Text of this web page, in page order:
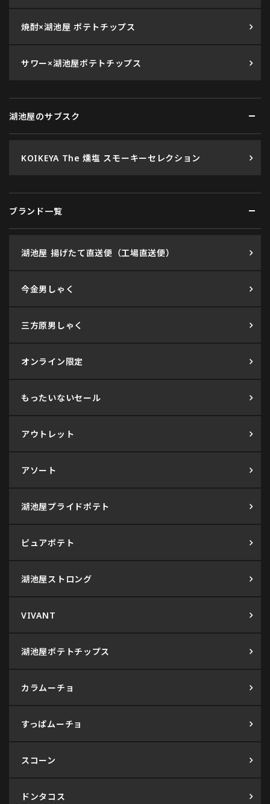
焼酎×湖池屋 ポテトチップス
サワー×湖池屋ポテトチップス
湖池屋のサブスク
KOIKEYA The 燻塩 スモーキーセレクション
ブランド一覧
湖池屋 揚げたて直送便（工場直送便）
今金男しゃく
三方原男しゃく
オンライン限定
もったいないセール
アウトレット
アソート
湖池屋プライドポテト
ピュアポテト
湖池屋ストロング
VIVANT
湖池屋ポテトチップス
カラムーチョ
すっぱムーチョ
スコーン
ドンタコス